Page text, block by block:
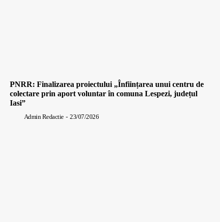
PNRR: Finalizarea proiectului „Înființarea unui centru de
colectare prin aport voluntar în comuna Lespezi, județul
Iasi”
Admin Redactie - 23/07/2026